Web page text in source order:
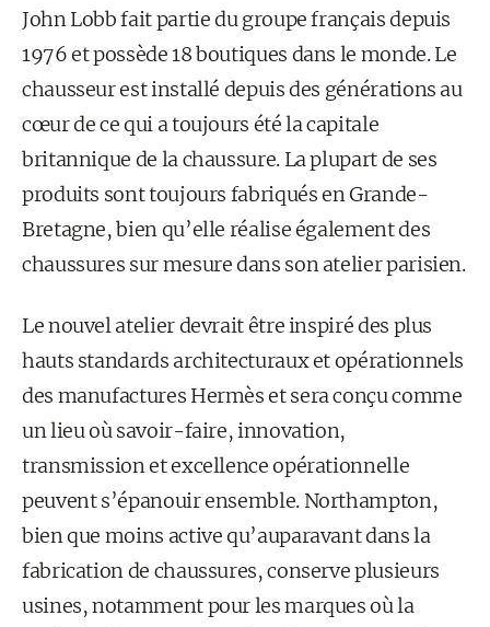
John Lobb fait partie du groupe français depuis
1976 et possède 18 boutiques dans le monde. Le
chausseur est installé depuis des générations au
cœur de ce qui a toujours été la capitale
britannique de la chaussure. La plupart de ses
produits sont toujours fabriqués en Grande-
Bretagne, bien qu’elle réalise également des
chaussures sur mesure dans son atelier parisien.
Le nouvel atelier devrait être inspiré des plus
hauts standards architecturaux et opérationnels
des manufactures Hermès et sera conçu comme
un lieu où savoir-faire, innovation,
transmission et excellence opérationnelle
peuvent s’épanouir ensemble. Northampton,
bien que moins active qu’auparavant dans la
fabrication de chaussures, conserve plusieurs
usines, notamment pour les marques où la